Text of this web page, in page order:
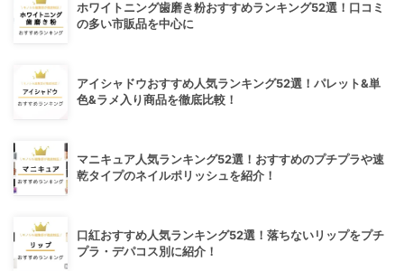
ホワイトニング歯磨き粉おすすめランキング52選！口コミ
の多い市販品を中心に
アイシャドウおすすめ人気ランキング52選！パレット&単
色&ラメ入り商品を徹底比較！
マニキュア人気ランキング52選！おすすめのプチプラや速
乾タイプのネイルポリッシュを紹介！
口紅おすすめ人気ランキング52選！落ちないリップをプチ
プラ・デパコス別に紹介！